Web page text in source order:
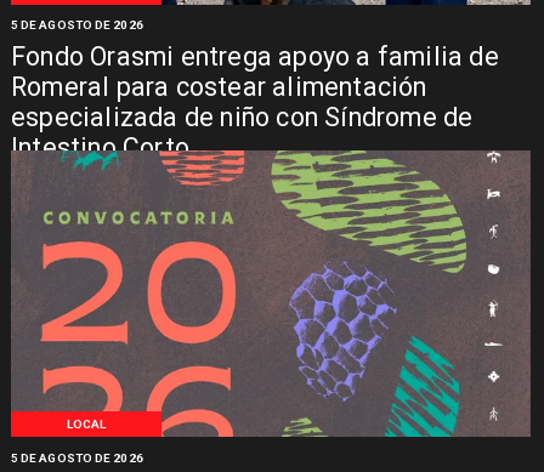
Fondo Orasmi entrega apoyo a familia de
Romeral para costear alimentación
especializada de niño con Síndrome de
Intestino Corto
5 DE AGOSTO DE 2026
LOCAL
5 DE AGOSTO DE 2026